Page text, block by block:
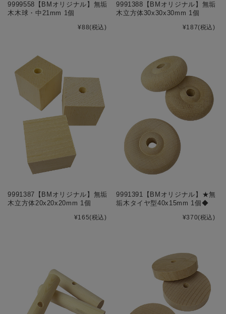
9999558【BMオリジナル】無垢
木木球・中21mm 1個
¥88(税込)
9991388【BMオリジナル】無垢
木立方体30x30x30mm 1個
¥187(税込)
9991387【BMオリジナル】無垢
木立方体20x20x20mm 1個
¥165(税込)
9991391【BMオリジナル】★無
垢木タイヤ型40x15mm 1個◆
¥370(税込)